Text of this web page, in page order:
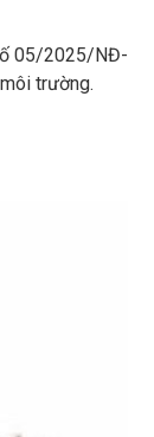
05/2025/NĐ-
trường.